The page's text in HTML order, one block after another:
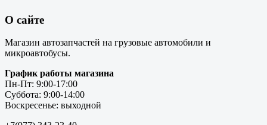
О сайте
Магазин автозапчастей на грузовые автомобили и
микроавтобусы.
График работы магазина
Пн-Пт: 9:00-17:00
Суббота: 9:00-14:00
Воскресенье: выходной